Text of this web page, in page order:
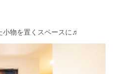
小物を置くスペースに♬